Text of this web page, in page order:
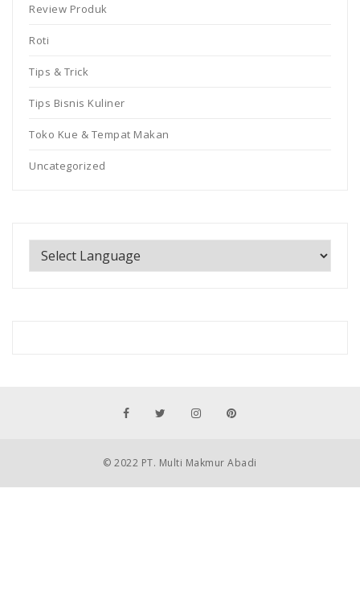
Review Produk
Roti
Tips & Trick
Tips Bisnis Kuliner
Toko Kue & Tempat Makan
Uncategorized
© 2022 PT. Multi Makmur Abadi